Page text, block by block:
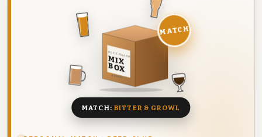
DEZE MAAND
MIX
BOX
8 BIEREN
MATCH
MATCH: BITTER & GROWL